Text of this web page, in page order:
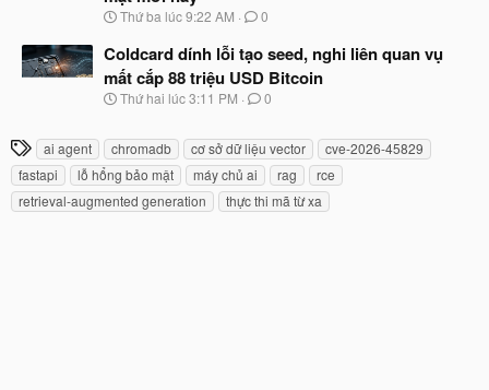
u
ắ
đ
ầ
u
N
à
y
b
ắ
đ
ầ
u
Thứ ba lúc 9:22 AM 0
Coldcard dính lỗi tạo seed, nghi liên quan vụ
mất cắp 88 triệu USD Bitcoin
N
y
b
ắ
t
Thứ hai lúc 3:11 PM 0
T
h
ẻ
ai agent chromadb cơ sở dữ liệu vector
cve-2026-45829
fastapi
lỗ hổng bảo mật máy chủ ai rag
rce
retrieval-augmented generation
thực thi mã từ xa